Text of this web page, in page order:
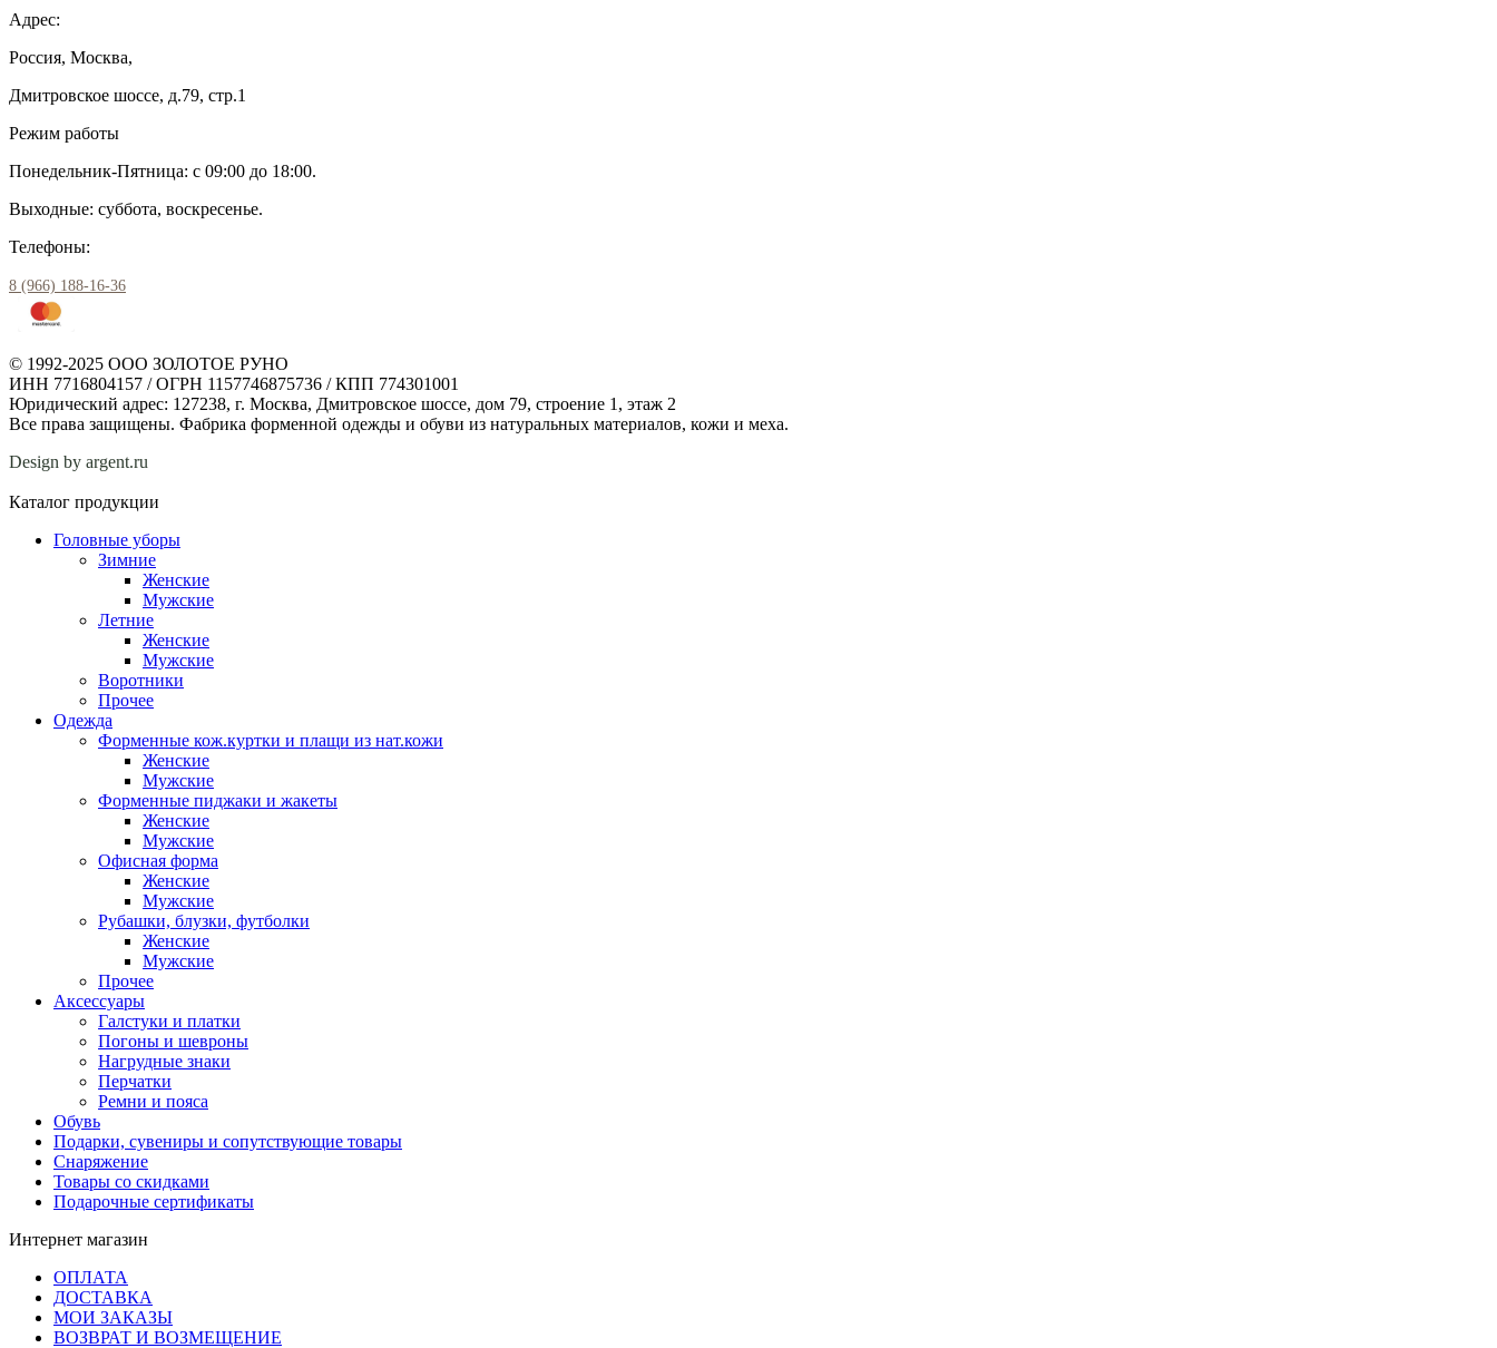
Адрес:
Россия, Москва,
Дмитровское шоссе, д.79, стр.1
Режим работы
Понедельник-Пятница: с 09:00 до 18:00.
Выходные: суббота, воскресенье.
Телефоны:
8 (966) 188-16-36
© 1992-2025 ООО ЗОЛОТОЕ РУНО
ИНН 7716804157 / ОГРН 1157746875736 / КПП 774301001
Юридический адрес: 127238, г. Москва, Дмитровское шоссе, дом 79, строение 1, этаж 2
Все права защищены. Фабрика форменной одежды и обуви из натуральных материалов, кожи и меха.
Design by argent.ru
Каталог продукции
Головные уборы
Зимние
Женские
Мужские
Летние
Женские
Мужские
Воротники
Прочее
Одежда
Форменные кож.куртки и плащи из нат.кожи
Женские
Мужские
Форменные пиджаки и жакеты
Женские
Мужские
Офисная форма
Женские
Мужские
Рубашки, блузки, футболки
Женские
Мужские
Прочее
Аксессуары
Галстуки и платки
Погоны и шевроны
Нагрудные знаки
Перчатки
Ремни и пояса
Обувь
Подарки, сувениры и сопутствующие товары
Снаряжение
Товары со скидками
Подарочные сертификаты
Интернет магазин
ОПЛАТА
ДОСТАВКА
МОИ ЗАКАЗЫ
ВОЗВРАТ И ВОЗМЕЩЕНИЕ